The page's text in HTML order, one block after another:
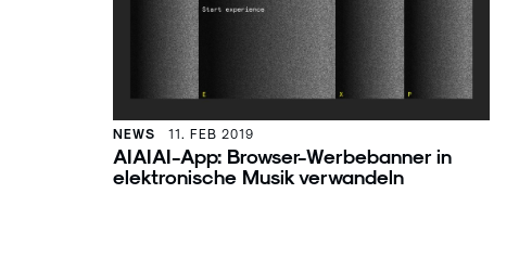
NEWS 11. FEB 2019
AIAIAI-App: Browser-Werbebanner in
elektronische Musik verwandeln